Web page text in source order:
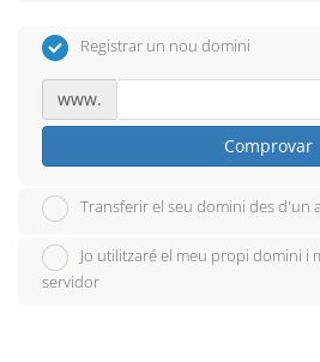
Registrar un nou domini
www.
Comprovar
Transferir el seu domini des d'un
Jo utilitzaré el meu propi domini i
servidor